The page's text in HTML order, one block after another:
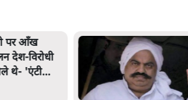
अतीक अहमद के बेटे अबान अहमद
की सड़क हादसे में मौत, जेल में बंद
भाई से मिलने जा रहे थे